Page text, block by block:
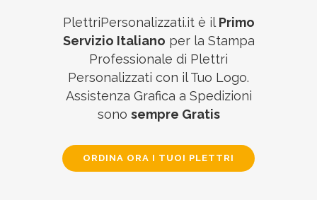
PlettriPersonalizzati.it è il Primo
Servizio Italiano per la Stampa
Professionale di Plettri
Personalizzati con il Tuo Logo.
Assistenza Grafica a Spedizioni
sono sempre Gratis
ORDINA ORA I TUOI PLETTRI